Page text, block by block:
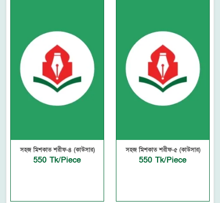
সহজ মিশকাত শরীফ-৪ (কাউসার)
550 Tk/Piece
সহজ মিশকাত শরীফ-৫ (কাউসার)
550 Tk/Piece